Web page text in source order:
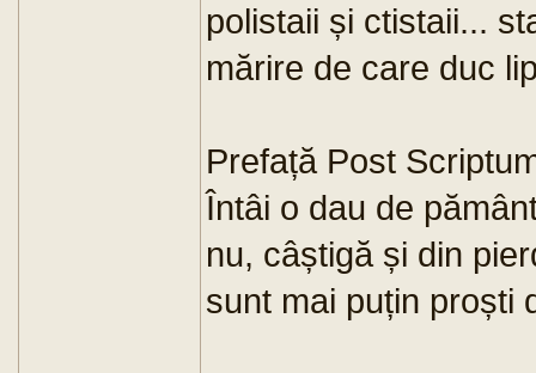
polistaii și ctistaii...
mărire de care duc
Prefață Post
Întâi o dau de
nu, câștigă și din
sunt mai puțin proști